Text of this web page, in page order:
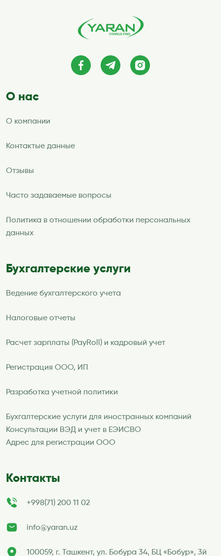
О нас
О компании
Контактые данные
Отзывы
Часто задаваемые вопросы
Политика в отношении обработки персональных
данных
Бухгалтерские услуги
Ведение бухгалтерского учета
Налоговые отчеты
Расчет зарплаты (PayRoll) и кадровый учет
Регистрация ООО, ИП
Разработка учетной политики
Бухгалтерские услуги для иностранных компаний
Консультации ВЭД и учет в ЕЭИСВО
Адрес для регистрации ООО
Контакты
+998(71) 200 11 02
info@yaran.uz
100059, г. Ташкент, ул. Бобура 34, БЦ «Бобур», 3й